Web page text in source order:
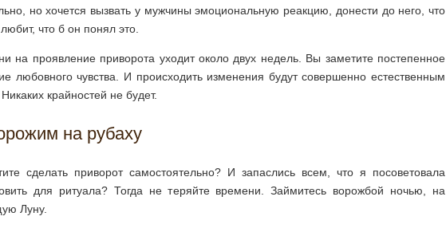
но хочется вызвать у мужчины эмоциональную реакцию, донести до него, что
что б он понял это.
на проявление приворота уходит около двух недель. Вы заметите постепенное
любовного чувства. И происходить изменения будут совершенно естественным
крайностей не будет.
на рубаху
сделать приворот самостоятельно? И запаслись всем, что я посоветовала
для ритуала? Тогда не теряйте времени. Займитесь ворожбой ночью, на
Луну.